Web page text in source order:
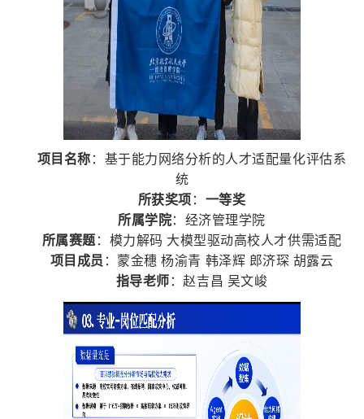
项目名称 ：基于能力网络分析的人才适配量化评估系
统
所获奖项 ： 一等奖
所属学院：经济管理学院
所属赛题 ：模力解码 大模型驱动高校人才供需适配
项目成员 ：蒙金穗 杨渝青 韩泽辉 郎济琛 胡露云
指导老师 ：赵吉昌 吴文峻